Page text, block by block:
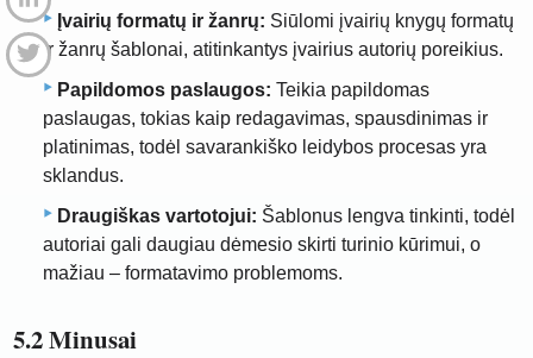
Įvairių formatų ir žanrų: Siūlomi įvairių knygų formatų
ir žanrų šablonai, atitinkantys įvairius autorių poreikius.
Papildomos paslaugos: Teikia papildomas
paslaugas, tokias kaip redagavimas, spausdinimas ir
platinimas, todėl savarankiško leidybos procesas yra
sklandus.
Draugiškas vartotojui: Šablonus lengva tinkinti, todėl
autoriai gali daugiau dėmesio skirti turinio kūrimui, o
mažiau – formatavimo problemoms.
5.2 Minusai